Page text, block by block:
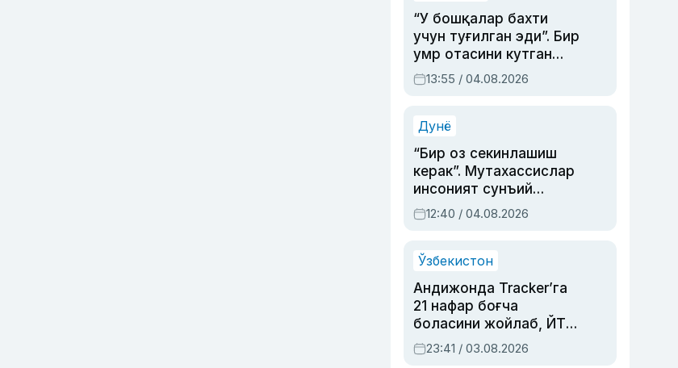
“У бошқалар бахти
учун туғилган эди”. Бир
умр отасини кутган
актриса ва дубльяж
устаси Римма
синовларга тўла ҳаёти
13:55 / 04.08.2026
Дунё
“Бир оз секинлашиш
керак”. Мутахассислар
инсоният сунъий
интеллектни бошқара
олмай қолишидан
12:40 / 04.08.2026
Ўзбекистон
Андижонда Tracker’га
21 нафар боғча
боласини жойлаб, ЙТҲ
содир этган аёлга суд
ҳукми ўқилди
23:41 / 03.08.2026